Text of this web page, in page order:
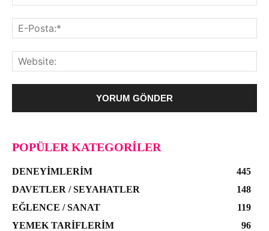
POPÜLER KATEGORILER
DENEYIMLERIM
445
DAVETLER / SEYAHATLER
148
EĞLENCE / SANAT
119
YEMEK TARIFLERIM
96